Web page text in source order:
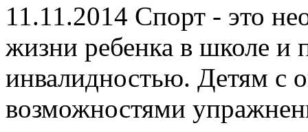
11.11.2014 Спорт - это
жизни ребенка в школе и
инвалидностью. Детям с
возможностями